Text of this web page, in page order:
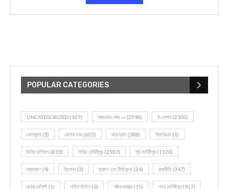
POPULAR CATEGORIES
UNCATEGORIZED (107) আজকের সেরা ১০ (2598) ই-পেপার (2100)
খেলাধূলো (5) জেলার খবর (602) ঝাড়গ্রাম (388) দিনপঞ্জিকা (1)
দৈনিক রাশিফল (819) পশ্চিম মেদিনীপুর (2937) পূর্ব মেদিনীপুর (1120)
বন্যপ্রাণ (4) বিনোদন(3) ভ্রমণ এবং তীর্থকেন্দ্র (24) রাজনীতি(347)
রান্না-রেসিপী (1) লাইফ স্টাইল (2) শরীর স্বাস্থ্য (15) শহর মেদিনীপুর (917)